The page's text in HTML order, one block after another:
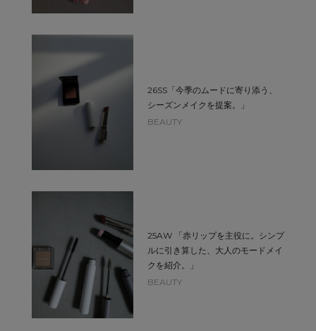
26SS「今季のムードに寄り添う、
シーズンメイクを提案。」
BEAUTY
25AW 「赤リップを主役に。シンプ
ルに引き算した、大人のモードメイ
クを紹介。」
BEAUTY